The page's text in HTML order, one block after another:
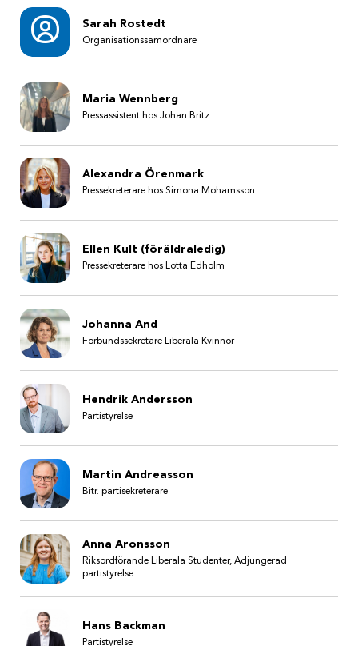
Sarah Rostedt
Organisationssamordnare
Maria Wennberg
Pressassistent hos Johan Britz
Alexandra Örenmark
Pressekreterare hos Simona Mohamsson
Ellen Kult (föräldraledig)
Pressekreterare hos Lotta Edholm
Johanna And
Förbundssekretare Liberala Kvinnor
Hendrik Andersson
Partistyrelse
Martin Andreasson
Bitr. partisekreterare
Anna Aronsson
Riksordförande Liberala Studenter, Adjungerad
partistyrelse
Hans Backman
Partistyrelse